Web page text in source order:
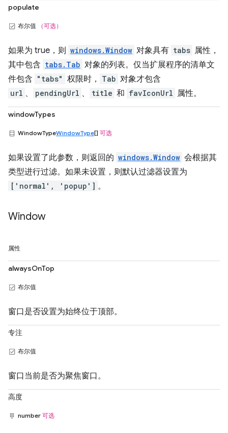
populate
布尔值 （可选）
如果为 true，则 windows.Window 对象具有 tabs 属性，
其中包含 tabs.Tab 对象的列表。仅当扩展程序的清单文
件包含 "tabs" 权限时， Tab 对象才包含
url 、 pendingUrl 、 title 和 favIconUrl 属性。
windowTypes
WindowTypeWindowType[] 可选
如果设置了此参数，则返回的 windows.Window 会根据其
类型进行过滤。如果未设置，则默认过滤器设置为
['normal', 'popup'] 。
Window
属性
alwaysOnTop
布尔值
窗口是否设置为始终位于顶部。
专注
布尔值
窗口当前是否为聚焦窗口。
高度
number 可选